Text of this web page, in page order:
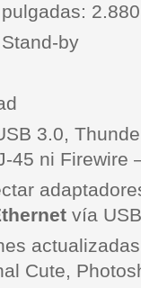
by
3.0,
45 ni Firewire
vía USB
Cute,